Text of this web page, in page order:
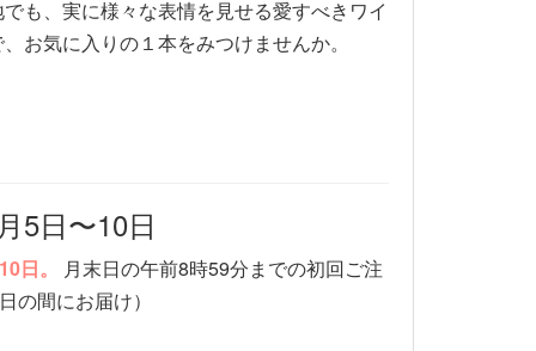
も、実に様々な表情を見せる愛すべきワイ
お気に入りの１本をみつけませんか。
5日〜10日
日。 月末日の午前8時59分までの初回ご注
の間にお届け）